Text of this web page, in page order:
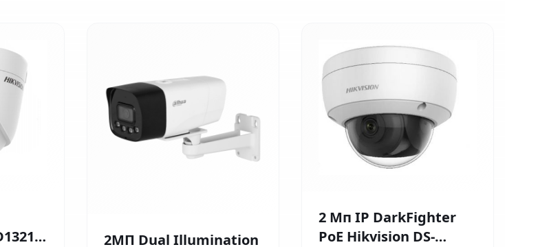
2МП Dual Illumination
2 Мп IP DarkFighter
PoE Hikvision DS-